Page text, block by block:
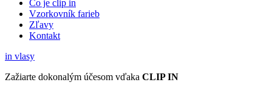
Čo je clip in
Vzorkovník farieb
Zľavy
Kontakt
in vlasy
Zažiarte dokonalým účesom vďaka CLIP IN